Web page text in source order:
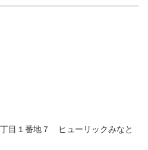
目１番地７ ヒューリックみなと